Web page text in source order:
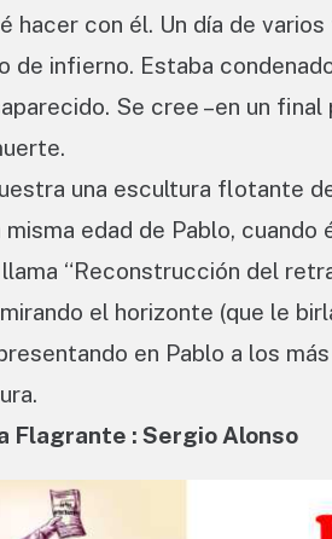
hacer con él. Un día de
de infierno. Estaba
Se cree –en un
una escultura flotante
misma edad de Pablo,
“Reconstrucción del
el horizonte (que le
en Pablo a los
Flagrante : Sergio Alonso